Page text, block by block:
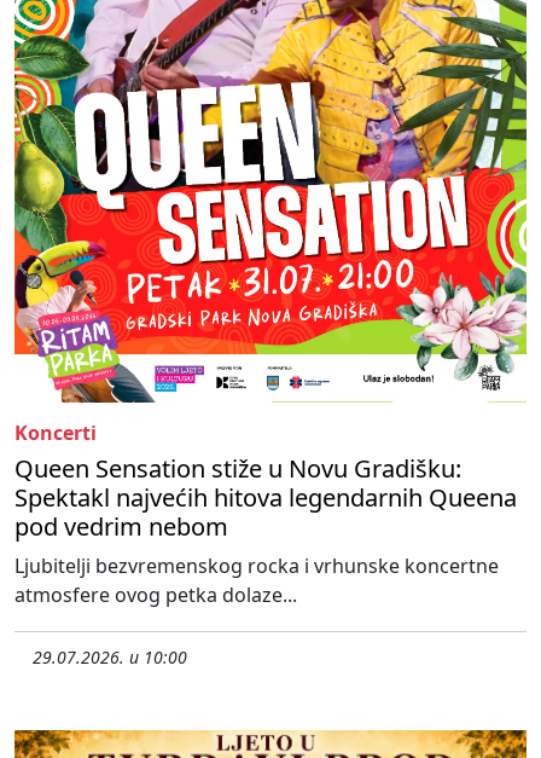
Koncerti
Queen Sensation stiže u Novu Gradišku:
Spektakl najvećih hitova legendarnih Queena
pod vedrim nebom
Ljubitelji bezvremenskog rocka i vrhunske koncertne
atmosfere ovog petka dolaze...
29.07.2026. u 10:00